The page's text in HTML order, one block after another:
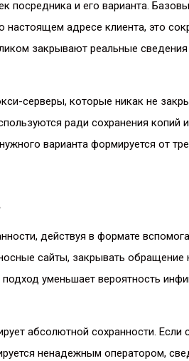
посредника и его варианта.
настоящем адресе клиента, это
закрывают реальные
серверы, которые никак не
ради сохранения копий
варианта формируется от
действуя в формате
сайты, закрывать обращение
уменьшает вероятность
абсолютной сохранности. Если
ненадежным оператором,